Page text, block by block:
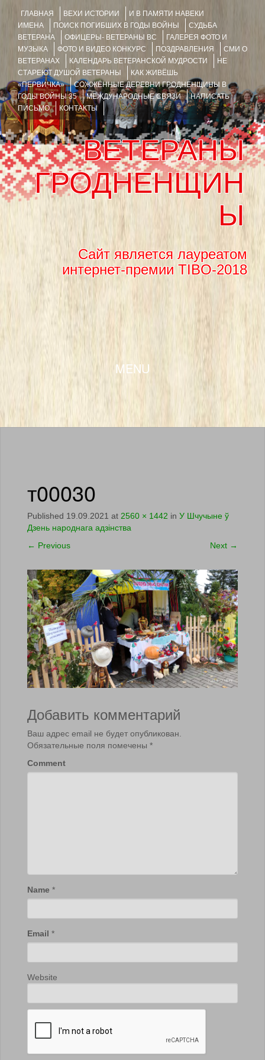
ГЛАВНАЯ ВЕХИ ИСТОРИИ
И В ПАМЯТИ НАВЕКИ
ИМЕНА
ПОИСК ПОГИБШИХ В ГОДЫ ВОЙНЫ
СУДЬБА
ВЕТЕРАНА
ОФИЦЕРЫ- ВЕТЕРАНЫ ВС
ГАЛЕРЕЯ ФОТО И
МУЗЫКА
ФОТО И ВИДЕО КОНКУРС ПОЗДРАВЛЕНИЯ
СМИ О
ВЕТЕРАНАХ
КАЛЕНДАРЬ ВЕТЕРАНСКОЙ МУДРОСТИ
НЕ
СТАРЕЮТ ДУШОЙ ВЕТЕРАНЫ
КАК ЖИВЁШЬ
«ПЕРВИЧКА»
СОЖЖЁННЫЕ ДЕРЕВНИ ГРОДНЕНЩИНЫ В
ГОДЫ ВОЙНЫ 35
МЕЖДУНАРОДНЫЕ СВЯЗИ
НАПИСАТЬ
ПИСЬМО
КОНТАКТЫ
ВЕТЕРАНЫ
ГРОДНЕНЩИН
Ы
Сайт является лауреатом
интернет-премии TIBO-2018
MENU
SKIP TO CONTENT
т00030
Published 19.09.2021 at 2560 × 1442 in У Шчучыне ў
Дзень народнага адзінства
← Previous Next →
Добавить комментарий
Ваш адрес email не будет опубликован.
Обязательные поля помечены *
Comment
Name *
Email *
Website